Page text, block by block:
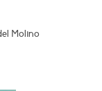
Molino